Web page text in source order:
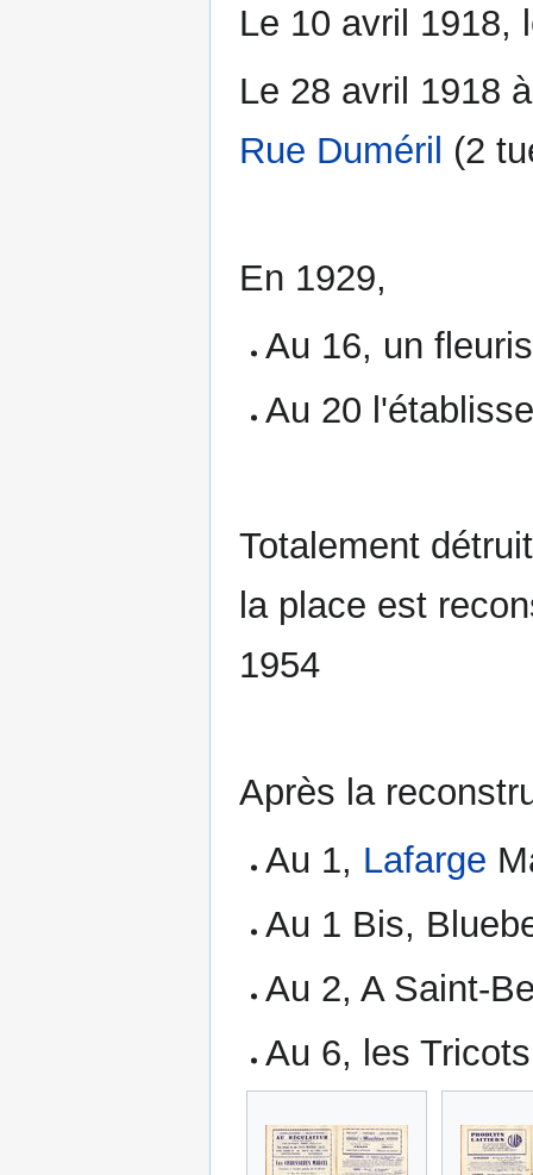
Le 10 avril 1918,
Le 28 avril 1918
Rue Duméril (2
En 1929,
Au 16, un
Au 20
Totalement
la place est
1954
Après la
Au 1, Lafarge
Au 1 Bis,
Au 2, A Saint-
Au 6, les